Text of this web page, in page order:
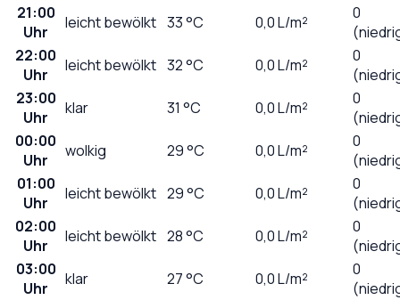
21:00
Uhr
leicht bewölkt 33°C 0,0L/m²
0
22:00
Uhr
leicht bewölkt 32°C 0,0L/m²
0
23:00
Uhr
klar 31 °C 0,0L/m²
0
00:00
Uhr
wolkig 29°C 0,0L/m²
0
01:00
Uhr
leicht bewölkt 29°C 0,0L/m²
0
02:00
Uhr
leicht bewölkt 28°C 0,0L/m²
0
03:00
Uhr
klar 27°C 0,0L/m²
0